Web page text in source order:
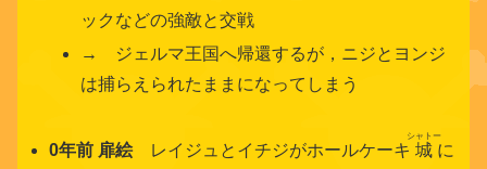
ックなどの強敵と交戦
→ ジェルマ王国へ帰還するが，ニジとヨンジ
は捕らえられたままになってしまう
0年前 扉絵レイジュとイチジがホールケーキ 城
シャトー
に